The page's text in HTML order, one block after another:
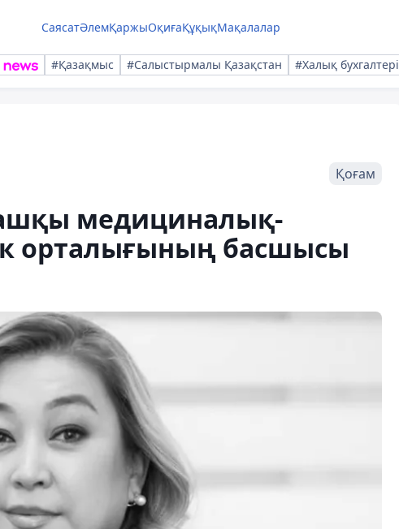
СаясатӘлемҚаржыОқиғаҚұқықМақалалар
#Қазақмыс #Салыстырмалы Қазақстан #Халық бухгалтері
Қоғам
медициналық-
орталығының басшысы